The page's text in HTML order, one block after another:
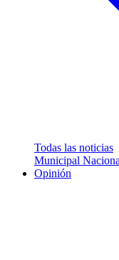
Todas las noticias
Municipal
Opinión